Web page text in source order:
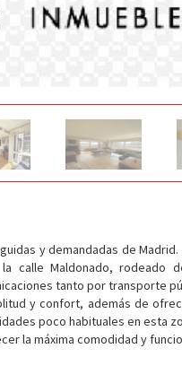
y demandadas de
calle Maldonado, rodeado
tanto por transporte
y confort, además de
poco habituales en esta
la máxima comodidad y